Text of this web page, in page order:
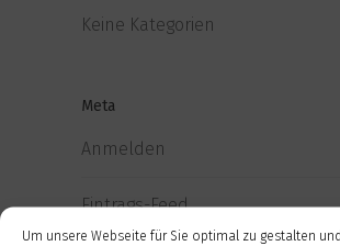
Um unsere Webseite für Sie optimal zu gestalten
Keine Kategorien
Meta
Anmelden
Eintrags-Feed